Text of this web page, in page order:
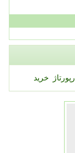
رپورتاژ خرید